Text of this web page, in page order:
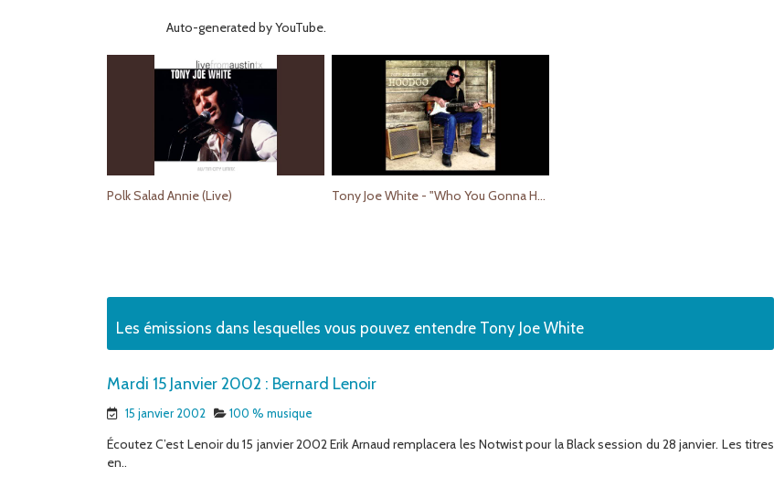
Auto-generated by YouTube.
Polk Salad Annie (Live) Tony Joe White - "Who You Gonna Hoodoo Now?" (Official Audio)
Les émissions dans lesquelles vous pouvez entendre Tony Joe White
Mardi 15 Janvier 2002 : Bernard Lenoir
15 janvier 2002 100 % musique
Écoutez C’est Lenoir du 15 janvier 2002 Erik Arnaud remplacera les Notwist pour la Black session du 28 janvier. Les titres
en..